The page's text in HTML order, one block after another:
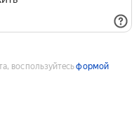
воспользуйтесьформой